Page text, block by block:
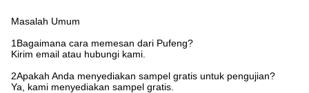
Masalah Umum
1Bagaimana cara memesan dari Pufeng?
Kirim email atau hubungi kami.
2Apakah Anda menyediakan sampel gratis untuk pengujian?
Ya, kami menyediakan sampel gratis.